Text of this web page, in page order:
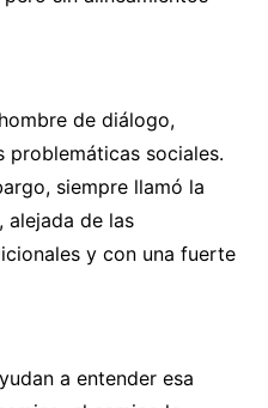
de diálogo,
sociales.
siempre llamó la
alejada de las
y con una fuerte
a entender esa